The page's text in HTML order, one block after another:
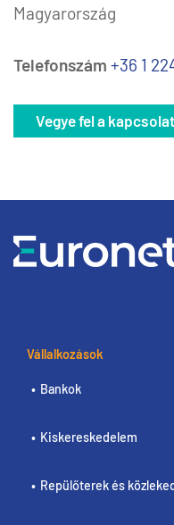
Magyarország
Telefonszám +36 1
Vegye fel a
Vállalkozások
Bankok
Kiskereskedelem
Repülőterek és